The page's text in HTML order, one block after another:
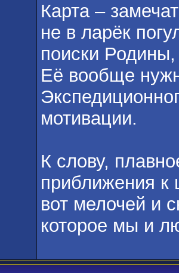
Карта –
не в ларёк
поиски
Её вообще
мотивации.
К слову,
приближения к
вот мелочей и
которое мы и